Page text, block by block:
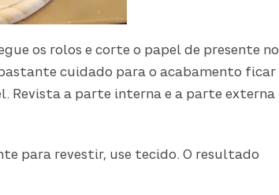
os rolos e corte o papel de presente no
cuidado para o acabamento ficar
Revista a parte interna e a parte externa
para revestir, use tecido. O resultado